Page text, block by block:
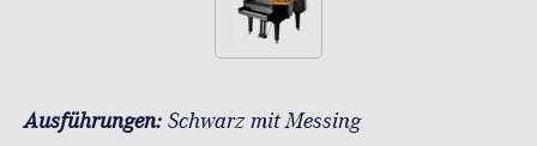
Ausführungen: Schwarz mit Messing